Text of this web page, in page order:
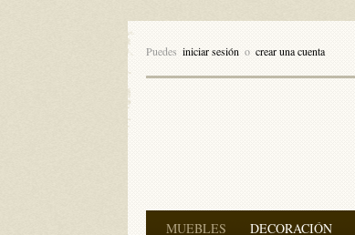
Puedes iniciar sesión o crear una cuenta
MUEBLES DECORACIÓN